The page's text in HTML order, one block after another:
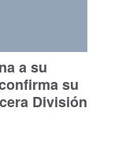
a su
su
División